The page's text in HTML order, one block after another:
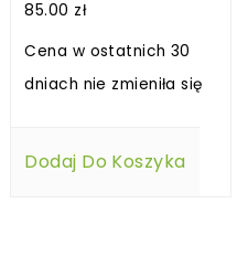
85.00 zł
Cena w ostatnich 30
dniach nie zmieniła się
Dodaj Do Koszyka